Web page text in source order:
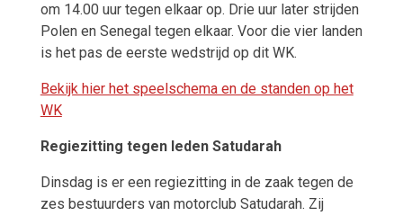
om 14.00 uur tegen elkaar op. Drie uur later strijden
Polen en Senegal tegen elkaar. Voor die vier landen
is het pas de eerste wedstrijd op dit WK.
Bekijk hier het speelschema en de standen op het
WK
​Regiezitting tegen leden Satudarah
Dinsdag is er een regiezitting in de zaak tegen de
zes bestuurders van motorclub Satudarah. Zij